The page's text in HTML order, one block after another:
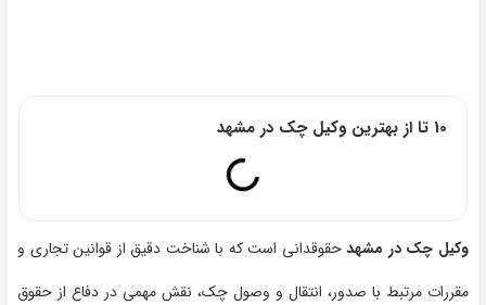
10 تا از بهترین وکیل چک در مشهد
وکیل چک در مشهدحقوقدانی است که با شناخت دقیق از قوانین تجاری و
مقررات مرتبط با صدور، انتقال و وصول چک، نقش مهمی در دفاع از حقوق